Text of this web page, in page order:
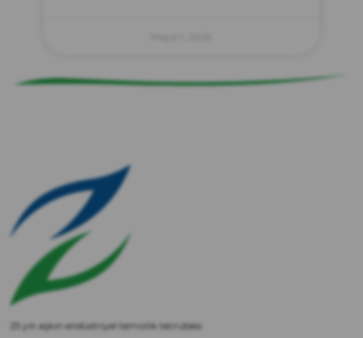
25 yılı aşkın endüstriyel temizlik tecrübesi